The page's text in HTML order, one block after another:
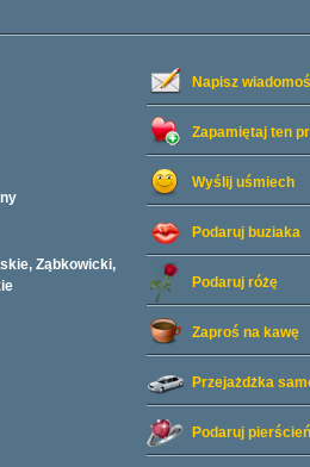
Napisz
Zapamiętaj ten
Wyślij uśmiech
Podaruj buziaka
Podaruj różę
Zaproś na kawę
Przejażdżka
Podaruj pierścień
Ząbkowicki,